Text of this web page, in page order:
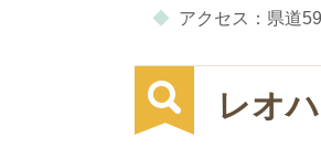
アクセス：県道
レオ